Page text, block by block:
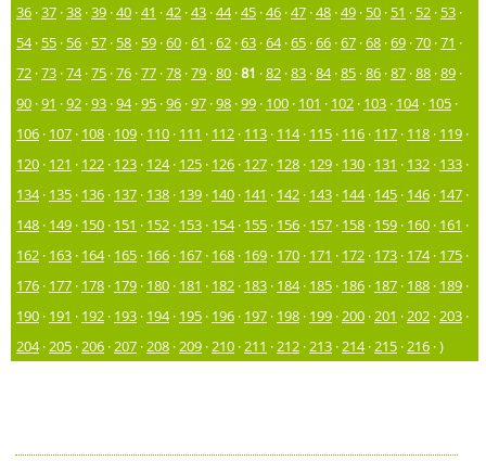
36 ·37 ·38 ·39 ·40 ·41 ·42 ·43 ·44·45 ·46 ·47 ·48 ·49 · 50 · 51 · 52 · 53 ·
54· 55 · 56 · 57 · 58 · 59 ·60 ·61 ·62 ·63 ·64·65 ·66 ·67 ·68 ·69 ·70 ·71 ·
72 ·73 ·74·75 ·76 ·77 ·78 ·79 ·80 ·81 ·82 ·83 ·84·85 ·86 ·87 ·88 ·89 ·
90 ·91 ·92 ·93 ·94·95 ·96 ·97 ·98 ·99 · 100 · 101 · 102 · 103 · 104· 105 ·
106 · 107 · 108 · 109 · 110 · 111 · 112 · 113 · 114· 115 · 116 · 117 · 118 · 119 ·
120 · 121 · 122 · 123 · 124· 125 · 126 · 127 · 128 · 129 · 130 · 131 · 132 · 133 ·
134· 135 · 136 · 137 · 138 · 139 · 140 · 141 · 142 · 143 · 144· 145 · 146 · 147 ·
148 · 149 · 150 · 151 · 152 · 153 · 154· 155 · 156 · 157 · 158 · 159 · 160 · 161 ·
162 · 163 · 164· 165 · 166 · 167 · 168 · 169 · 170 · 171 · 172 · 173 · 174· 175 ·
176 · 177 · 178 · 179 · 180 · 181 · 182 · 183 · 184· 185 · 186 · 187 · 188 · 189 ·
190 · 191 · 192 · 193 · 194· 195 · 196 · 197 · 198 · 199 ·200 ·201 ·202 ·203 ·
204·205 ·206 ·207 ·208 ·209 ·210 ·211 ·212 ·213 ·214·215 ·216 · )